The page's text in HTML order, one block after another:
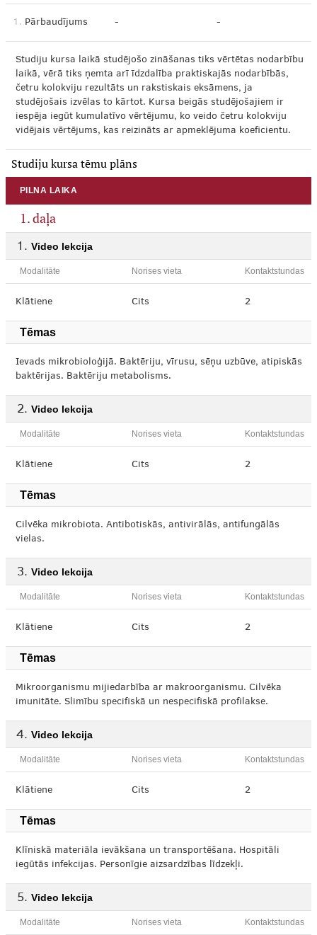
1. Pārbaudījums - -
Studiju kursa laikā studējošo zināšanas tiks vērtētas nodarbību
laikā, vērā tiks ņemta arī īdzdalība praktiskajās nodarbībās,
četru kolokviju rezultāts un rakstiskais eksāmens, ja
studējošais izvēlas to kārtot. Kursa beigās studējošajiem ir
iespēja iegūt kumulatīvo vērtējumu, ko veido četru kolokviju
vidējais vērtējums, kas reizināts ar apmeklējuma koeficientu.
Studiju kursa tēmu plāns
PILNA LAIKA
1. daļa
Video lekcija
Modalitāte Norises vieta Kontaktstundas
Klātiene Cits 2
Tēmas
Ievads mikrobioloģijā. Baktēriju, vīrusu, sēņu uzbūve, atipiskās
baktērijas. Baktēriju metabolisms.
Video lekcija
Modalitāte Norises vieta Kontaktstundas
Klātiene Cits 2
Tēmas
Cilvēka mikrobiota. Antibotiskās, antivirālās, antifungālās
vielas.
Video lekcija
Modalitāte Norises vieta Kontaktstundas
Klātiene Cits 2
Tēmas
Mikroorganismu mijiedarbība ar makroorganismu. Cilvēka
imunitāte. Slimību specifiskā un nespecifiskā profilakse.
Video lekcija
Modalitāte Norises vieta Kontaktstundas
Klātiene Cits 2
Tēmas
Klīniskā materiāla ievākšana un transportēšana. Hospitāli
iegūtās infekcijas. Personīgie aizsardzības līdzekļi.
Video lekcija
Modalitāte Norises vieta Kontaktstundas